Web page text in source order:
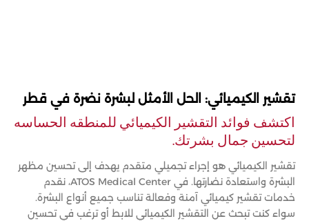
تقشير الكيميائي: الحل الأمثل لبشرة نضرة في قطر
اكتشف فوائد التقشير الكيميائي للمنطقه الحساسه
لتحسين جمال بشرتك.
تقشير الكيميائي هو إجراء تجميلي متقدم يهدف إلى تحسين مظهر
البشرة واستعادة نضارتها. في ATOS Medical Center، نقدم
خدمات تقشير كيميائي آمنة وفعالة تناسب جميع أنواع البشرة.
سواء كنت تبحث عن التقشير الكيميائي للابط أو ترغب في تحسين